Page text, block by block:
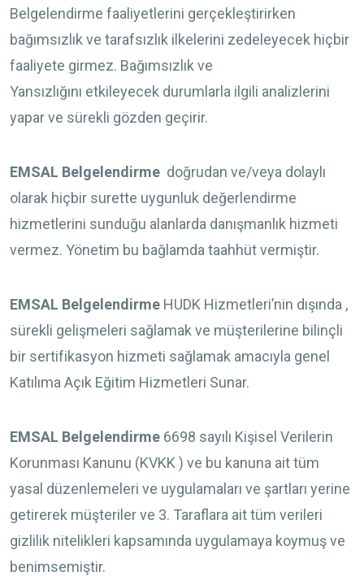
Belgelendirme faaliyetlerini gerçekleştirirken
bağımsızlık ve tarafsızlık ilkelerini zedeleyecek hiçbir
faaliyete girmez. Bağımsızlık ve
Yansızlığını etkileyecek durumlarla ilgili analizlerini
yapar ve sürekli gözden geçirir.
EMSAL Belgelendirme doğrudan ve/veya dolaylı
olarak hiçbir surette uygunluk değerlendirme
hizmetlerini sunduğu alanlarda danışmanlık hizmeti
vermez. Yönetim bu bağlamda taahhüt vermiştir.
EMSAL Belgelendirme HUDK Hizmetleri’nin dışında ,
sürekli gelişmeleri sağlamak ve müşterilerine bilinçli
bir sertifikasyon hizmeti sağlamak amacıyla genel
Katılıma Açık Eğitim Hizmetleri Sunar.
EMSAL Belgelendirme 6698 sayılı Kişisel Verilerin
Korunması Kanunu (KVKK ) ve bu kanuna ait tüm
yasal düzenlemeleri ve uygulamaları ve şartları yerine
getirerek müşteriler ve 3. Taraflara ait tüm verileri
gizlilik nitelikleri kapsamında uygulamaya koymuş ve
benimsemiştir.